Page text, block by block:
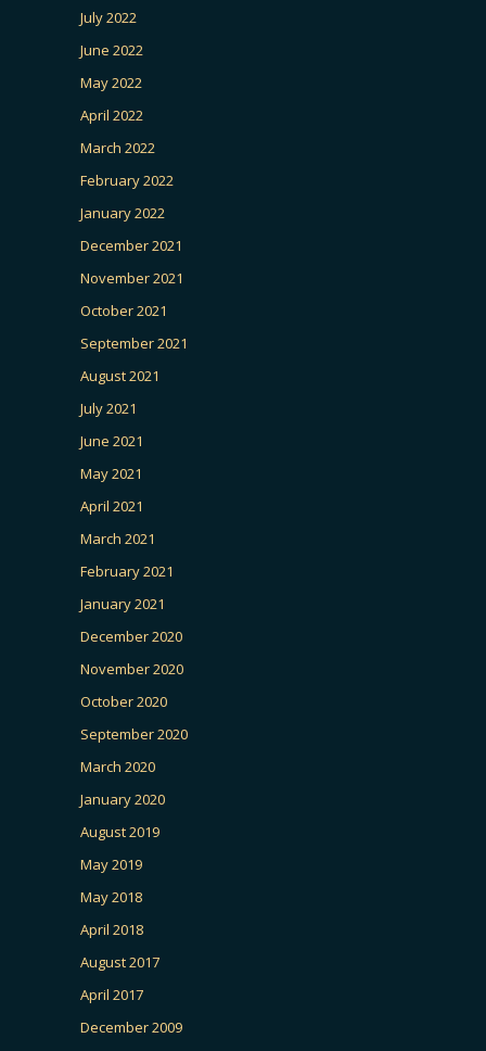
July 2022
June 2022
May 2022
April 2022
March 2022
February 2022
January 2022
December 2021
November 2021
October 2021
September 2021
August 2021
July 2021
June 2021
May 2021
April 2021
March 2021
February 2021
January 2021
December 2020
November 2020
October 2020
September 2020
March 2020
January 2020
August 2019
May 2019
May 2018
April 2018
August 2017
April 2017
December 2009